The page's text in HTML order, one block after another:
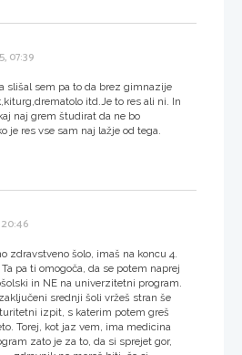
07:39
slišal sem pa to da brez gimnazije
itd.Je to res ali ni. In
naj grem študirat da ne bo
je res vse sam naj lažje od tega.
zdravstveno šolo, imaš na koncu 4.
pa ti omogoča, da se potem naprej
in NE na univerzitetni program.
srednji šoli vržeš stran še
izpit, s katerim potem greš
Torej, kot jaz vem, ima medicina
zato je za to, da si sprejet gor,